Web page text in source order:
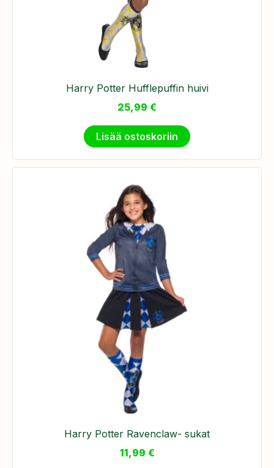
Harry Potter Hufflepuffin huivi
25,99 €
Lisää ostoskoriin
Harry Potter Ravenclaw- sukat
11,99 €